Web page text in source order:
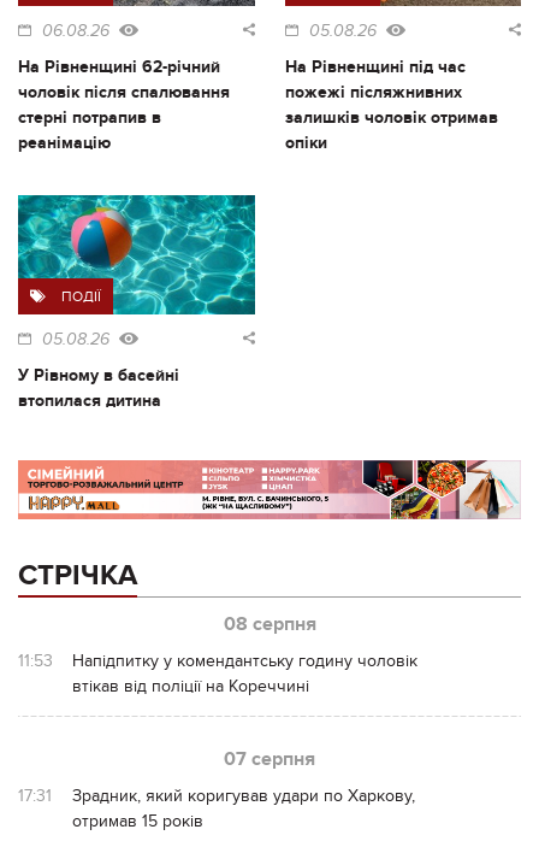
06.08.26
На Рівненщині 62-річний
чоловік після спалювання
стерні потрапив в
реанімацію
05.08.26
На Рівненщині під час
пожежі післяжнивних
залишків чоловік отримав
опіки
ПОДІЇ
05.08.26
У Рівному в басейні
втопилася дитина
СТРІЧКА
08 серпня
11:53
Напідпитку у комендантську годину чоловік
втікав від поліції на Кореччині
07 серпня
17:31
Зрадник, який коригував удари по Харкову,
отримав 15 років